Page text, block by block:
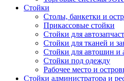
Стойки
Столы, банкетки и
Прикассовые стойки
Стойки для
Стойки для тканей и
Стойки для автошин и
Стойки под одежду
Рабочее место и
Стойки администратора и